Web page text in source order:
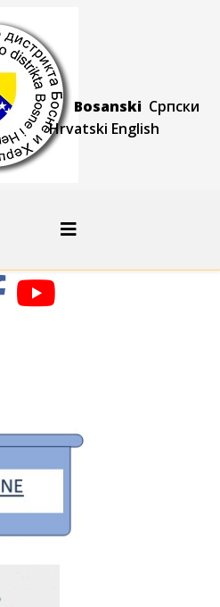
Bosanski Српски
Hrvatski English